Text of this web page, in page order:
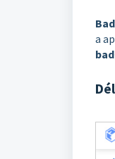
a